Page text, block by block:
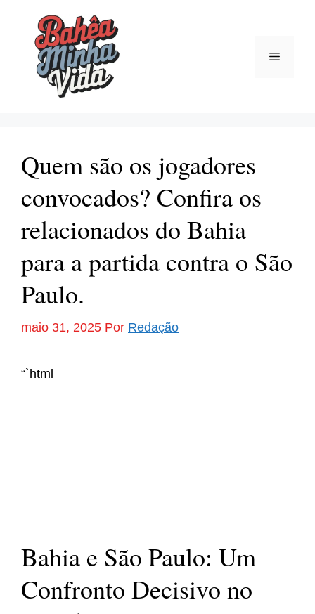
conteúdo
Menu
Quem são os jogadores
convocados? Confira os
relacionados do Bahia
para a partida contra o São
Paulo.
maio 31, 2025 Por Redação
“`html
Bahia e São Paulo: Um
Confronto Decisivo no